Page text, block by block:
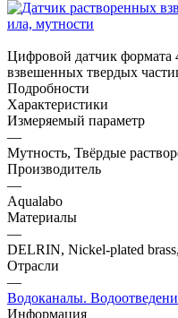
Цифровой датчик формата
взвешенных твердых
Подробности
Характеристики
Измеряемый параметр
—
Мутность, Твёрдые
Производитель
—
Aqualabo
Материалы
—
DELRIN, Nickel-plated
Отрасли
—
Водоканалы.
Информация